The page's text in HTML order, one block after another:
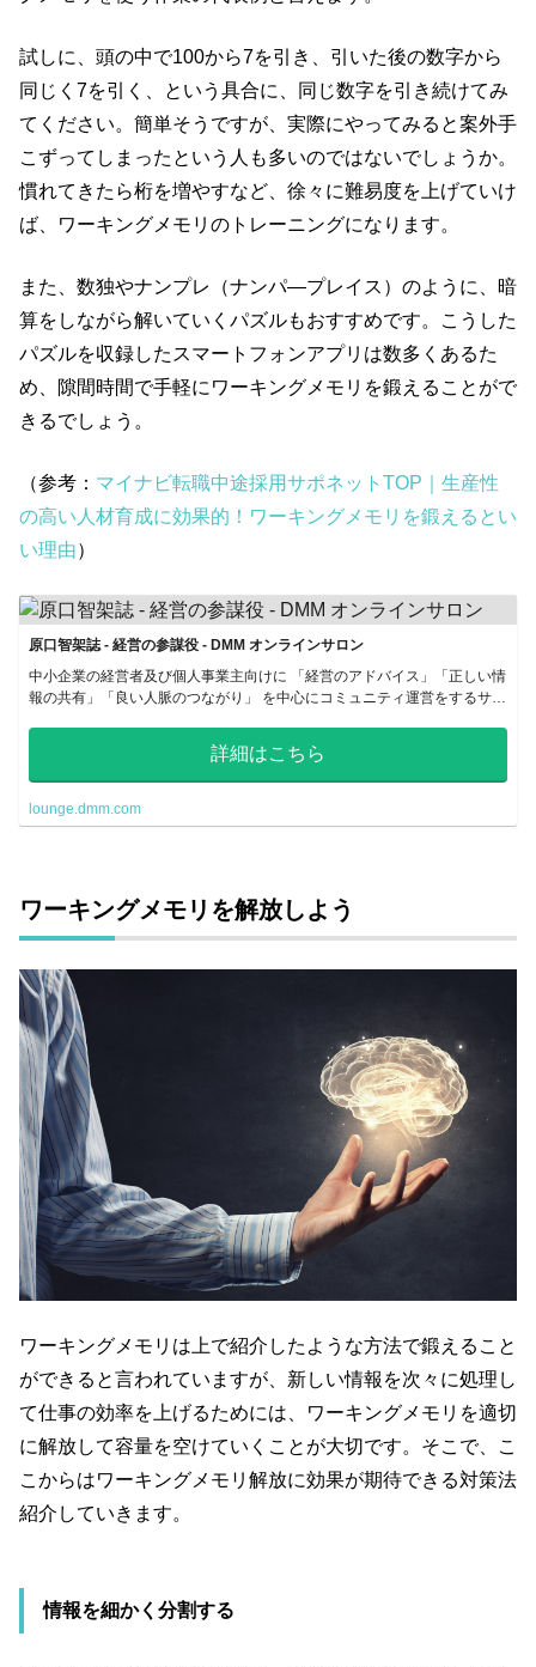
試しに、頭の中で100から7を引き、引いた後の数字から
同じく7を引く、という具合に、同じ数字を引き続けてみ
てください。簡単そうですが、実際にやってみると案外手
こずってしまったという人も多いのではないでしょうか。
慣れてきたら桁を増やすなど、徐々に難易度を上げていけ
ば、ワーキングメモリのトレーニングになります。
また、数独やナンプレ（ナンパ―プレイス）のように、暗
算をしながら解いていくパズルもおすすめです。こうした
パズルを収録したスマートフォンアプリは数多くあるた
め、隙間時間で手軽にワーキングメモリを鍛えることがで
きるでしょう。
（参考： マイナビ転職中途採用サポネットTOP｜生産性
の高い人材育成に効果的！ワーキングメモリを鍛えるとい
い理由）
原口智架誌 - 経営の参謀役 - DMM オンラインサロン
中小企業の経営者及び個人事業主向けに 「経営のアドバイス」「正しい情
報の共有」「良い人脈のつながり」 を中心にコミュニティ運営をするサロ
詳細はこちら
lounge.dmm.com
ワーキングメモリを解放しよう
ワーキングメモリは上で紹介したような方法で鍛えること
ができると言われていますが、新しい情報を次々に処理し
て仕事の効率を上げるためには、ワーキングメモリを適切
に解放して容量を空けていくことが大切です。そこで、こ
こからはワーキングメモリ解放に効果が期待できる対策法
紹介していきます。
情報を細かく分割する